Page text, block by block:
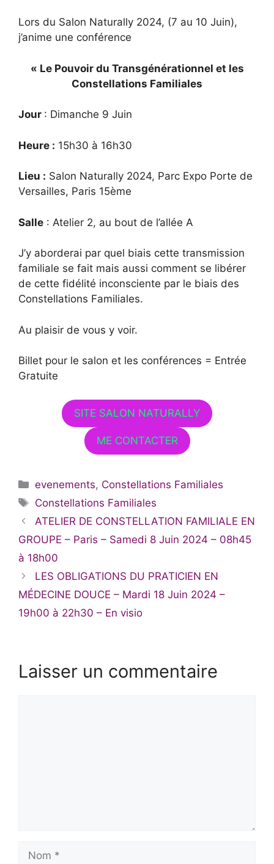
Lors du Salon Naturally 2024, (7 au 10 Juin),
j’anime une conférence
« Le Pouvoir du Transgénérationnel et les
Constellations Familiales
Jour : Dimanche 9 Juin
Heure : 15h30 à 16h30
Lieu : Salon Naturally 2024, Parc Expo Porte de
Versailles, Paris 15ème
Salle : Atelier 2, au bout de l’allée A
J’y aborderai par quel biais cette transmission
familiale se fait mais aussi comment se libérer
de cette fidélité inconsciente par le biais des
Constellations Familiales.
Au plaisir de vous y voir.
Billet pour le salon et les conférences = Entrée
Gratuite
SITE SALON NATURALLY
ME CONTACTER
Catégories
evenements, Constellations Familiales
Étiquettes
Constellations Familiales
ATELIER DE CONSTELLATION FAMILIALE EN
GROUPE – Paris – Samedi 8 Juin 2024 – 08h45
à 18h00
LES OBLIGATIONS DU PRATICIEN EN
MÉDECINE DOUCE – Mardi 18 Juin 2024 –
19h00 à 22h30 – En visio
Laisser un commentaire